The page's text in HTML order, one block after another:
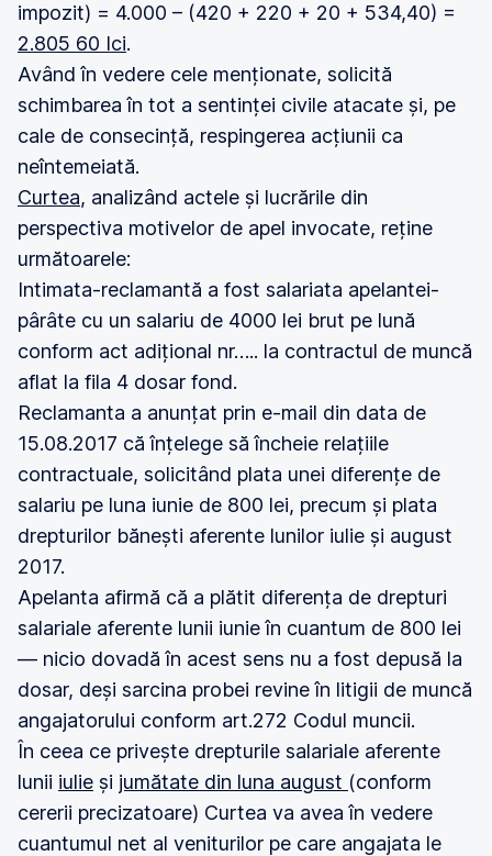
impozit) = 4.000 – (420 + 220 + 20 + 534,40) =
2.805 60 Ici.
Având în vedere cele menționate, solicită
schimbarea în tot a sentinței civile atacate și, pe
cale de consecință, respingerea acțiunii ca
neîntemeiată.
Curtea, analizând actele și lucrările din
perspectiva motivelor de apel invocate, reține
următoarele:
Intimata-reclamantă a fost salariata apelantei-
pârâte cu un salariu de 4000 lei brut pe lună
conform act adițional nr….. la contractul de muncă
aflat la fila 4 dosar fond.
Reclamanta a anunțat prin e-mail din data de
15.08.2017 că înțelege să încheie relațiile
contractuale, solicitând plata unei diferențe de
salariu pe luna iunie de 800 lei, precum și plata
drepturilor bănești aferente lunilor iulie și august
2017.
Apelanta afirmă că a plătit diferența de drepturi
salariale aferente lunii iunie în cuantum de 800 lei
— nicio dovadă în acest sens nu a fost depusă la
dosar, deși sarcina probei revine în litigii de muncă
angajatorului conform art.272 Codul muncii.
În ceea ce privește drepturile salariale aferente
lunii iulie și jumătate din luna august (conform
cererii precizatoare) Curtea va avea în vedere
cuantumul net al veniturilor pe care angajata le